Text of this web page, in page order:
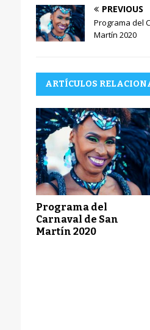
PREVIOUS
Programa del
Martín 2020
ARTÍCULOS
Programa del
Carnaval de San
Martín 2020